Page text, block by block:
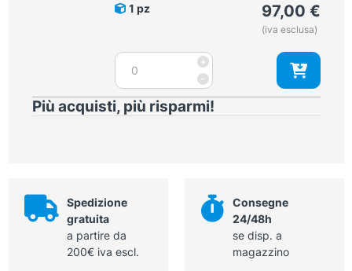
bipolari
Martin,
Berchtold,
Aesculap
GK55,
1 pz 97,00 €
(iva esclusa)
-
Cavo
collegamento
5
elettrobisturi
quantità
+
Più acquisti, più risparmi!
Spedizione
gratuita
a partire da
200€ iva escl.
Consegne
24/48h
se disp. a
magazzino